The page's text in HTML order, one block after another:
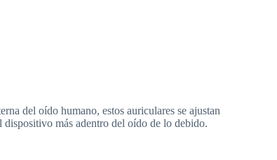
del oído humano, estos auriculares se ajustan
dispositivo más adentro del oído de lo debido.